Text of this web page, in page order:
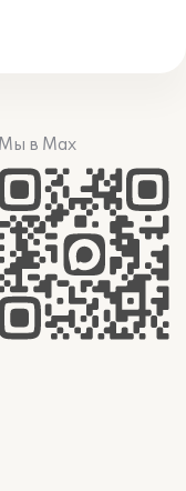
Мы в Max